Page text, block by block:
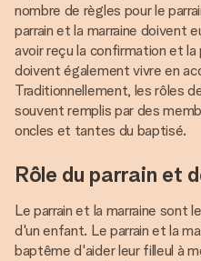
nombre de règles pour le
parrain et la marraine doivent
avoir reçu la confirmation et la
doivent également vivre en
Traditionnellement, les rôles
souvent remplis par des
oncles et tantes du baptisé.
Rôle du parrain et
Le parrain et la marraine sont
d'un enfant. Le parrain et la
baptême d'aider leur filleul à